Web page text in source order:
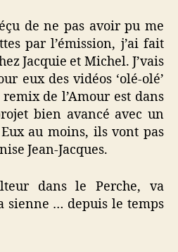
de ne pas avoir pu me
par l’émission, j’ai fait
Jacquie et Michel. J’vais
eux des vidéos ‘olé-olé’
de l’Amour est dans
bien avancé avec un
au moins, ils vont pas
Jean-Jacques.
dans le Perche, va
sienne … depuis le temps